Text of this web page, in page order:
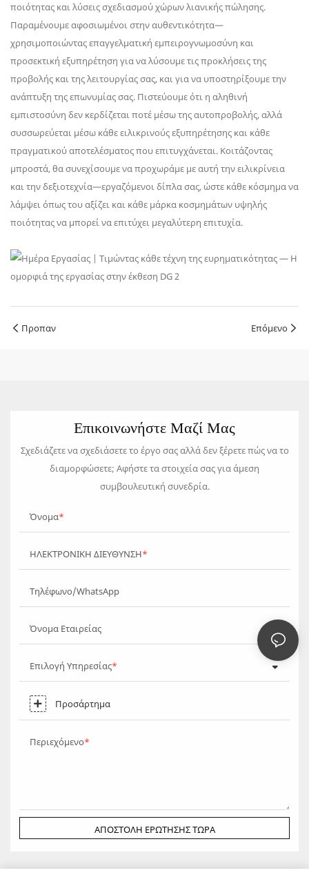
ποιότητας και λύσεις σχεδιασμού χώρων λιανικής πώλησης.
Παραμένουμε αφοσιωμένοι στην αυθεντικότητα—
χρησιμοποιώντας επαγγελματική εμπειρογνωμοσύνη και
προσεκτική εξυπηρέτηση για να λύσουμε τις προκλήσεις της
προβολής και της λειτουργίας σας, και για να υποστηρίξουμε την
ανάπτυξη της επωνυμίας σας. Πιστεύουμε ότι η αληθινή
εμπιστοσύνη δεν κερδίζεται ποτέ μέσω της αυτοπροβολής, αλλά
συσσωρεύεται μέσω κάθε ειλικρινούς εξυπηρέτησης και κάθε
πραγματικού αποτελέσματος που επιτυγχάνεται. Κοιτάζοντας
μπροστά, θα συνεχίσουμε να προχωράμε με αυτή την ειλικρίνεια
και την δεξιοτεχνία—εργαζόμενοι δίπλα σας, ώστε κάθε κόσμημα να
λάμψει όπως του αξίζει και κάθε μάρκα κοσμημάτων υψηλής
ποιότητας να μπορεί να επιτύχει μεγαλύτερη επιτυχία.
Προπαν Επόμενο
Επικοινωνήστε Μαζί Μας
Σχεδιάζετε να σχεδιάσετε το έργο σας αλλά δεν ξέρετε πώς να το
διαμορφώσετε; Αφήστε τα στοιχεία σας για άμεση
συμβουλευτική συνεδρία.
Όνομα
ΗΛΕΚΤΡΟΝΙΚΗ ΔΙΕΥΘΥΝΣΗ
Τηλέφωνο/WhatsApp
Όνομα Εταιρείας
Επιλογή Υπηρεσίας
Προσάρτημα
Περιεχόμενο
ΑΠΟΣΤΟΛΉ ΕΡΏΤΗΣΗΣ ΤΏΡΑ